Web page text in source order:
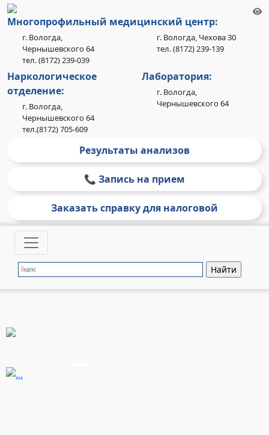
Многопрофильный медицинский центр:
г. Вологда,
Чернышевского 64
тел. (8172) 239-039
г. Вологда, Чехова 30
тел. (8172) 239-139
Наркологическое
отделение:
г. Вологда,
Чернышевского 64
тел.(8172) 705-609
Лаборатория:
г. Вологда,
Чернышевского 64
Результаты анализов
📞 Запись на прием
Заказать справку для налоговой